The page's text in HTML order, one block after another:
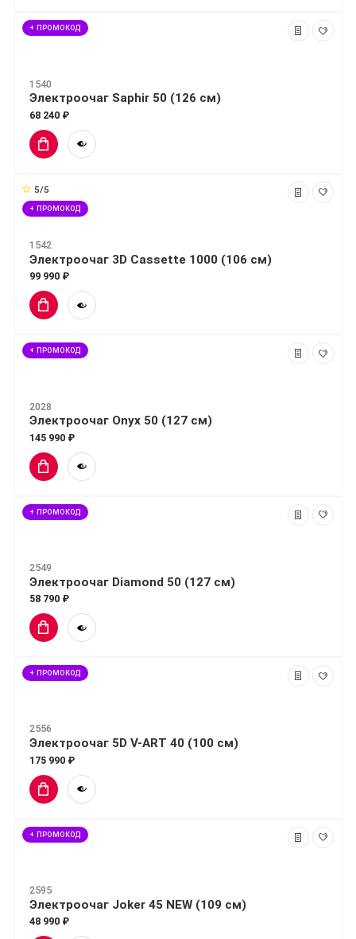
+ ПРОМОКОД
1540
Электроочаг Saphir 50 (126 см)
68 240 ₽
5/5
+ ПРОМОКОД
1542
Электроочаг 3D Cassette 1000 (106 см)
99 990 ₽
+ ПРОМОКОД
2028
Электроочаг Onyx 50 (127 см)
145 990 ₽
+ ПРОМОКОД
2549
Электроочаг Diamond 50 (127 см)
58 790 ₽
+ ПРОМОКОД
2556
Электроочаг 5D V-ART 40 (100 см)
175 990 ₽
+ ПРОМОКОД
2595
Электроочаг Joker 45 NEW (109 см)
48 990 ₽